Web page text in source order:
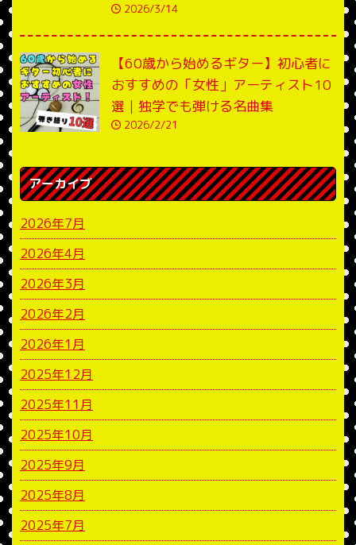
2026/3/14
【60歳から始めるギター】初心者に
おすすめの「女性」アーティスト10
選｜独学でも弾ける名曲集
2026/2/21
アーカイブ
2026年7月
2026年4月
2026年3月
2026年2月
2026年1月
2025年12月
2025年11月
2025年10月
2025年9月
2025年8月
2025年7月